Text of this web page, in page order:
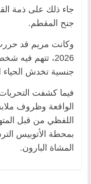
جنح المقطم.
2026، تتهم فيه
جنسية تخدش الحياء
فيما كشفت التحريات
الواقعة وظروف
اللفظي من قبل
بمحطة الأتوبيس
المشاة البارون.